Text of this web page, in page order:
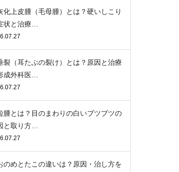
化上皮腫（毛母腫）とは？硬いしこり
状と治療…
裂（耳たぶの裂け）とは？原因と治療
成外科医…
腫とは？目のまわりの白いブツブツの
と取り方…
のめとたこの違いは？原因・治し方を